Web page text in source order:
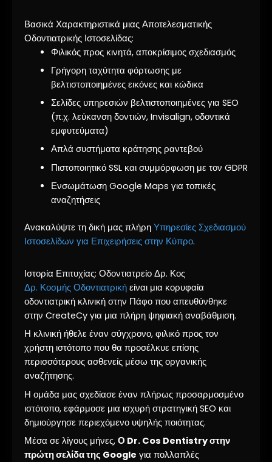
Βασικά Χαρακτηριστικά μιας Αποτελεσματικής
Οδοντιατρικής Ιστοσελίδας:
Φιλικός προς κινητά, αποκρίσιμος σχεδιασμός
Γρήγορη ταχύτητα φόρτωσης με
βελτιστοποιημένες εικόνες και κώδικα
Σελίδες υπηρεσιών βελτιστοποιημένες για SEO
(π.χ. λεύκανση δοντιών, Invisalign, οδοντικά
εμφυτεύματα)
Απλά συστήματα κράτησης ραντεβού
Πιστοποιητικό SSL και συμμόρφωση με τον GDPR
Ενσωμάτωση Google Maps για τοπικές
αναζητήσεις
Ανακαλύψτε τη δική μας πλήρη Υπηρεσίες Σχεδιασμού
Ιστοσελίδων για Επιχειρήσεις στην Κύπρο.
Ιστορία Επιτυχίας: Οδοντιατρείο Δρ. Κος
Δρ. Κοσμής Οδοντιατρική είναι μια κορυφαία
οδοντιατρική κλινική στην Πάφο που απευθύνθηκε
στην CreateCy για μια πλήρη ψηφιακή αναβάθμιση.
Η κλινική ήθελε έναν σύγχρονο, φιλικό προς τον
χρήστη ιστότοπο που θα προσέλκυε επίσης
περισσότερους ασθενείς μέσω της οργανικής
αναζήτησης.
Η ομάδα μας σχεδίασε έναν πλήρως προσαρμοσμένο
ιστότοπο, εφάρμοσε μια ισχυρή στρατηγική SEO και
δημιούργησε περιεχόμενο υψηλής ποιότητας.
Μέσα σε λίγους μήνες, Ο Dr. Cos Dentistry στην
πρώτη σελίδα της Google για πολλαπλές